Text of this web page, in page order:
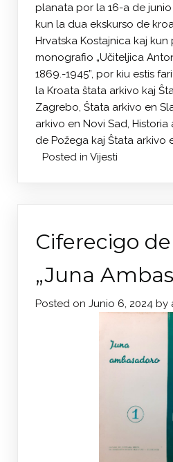
planata por la 16-a de
kun la dua ekskurso de
Hrvatska Kostajnica kaj
monografio „Učiteljica
1869.-1945”, por kiu estis
la Kroata ŝtata arkivo kaj
Zagrebo, Ŝtata arkivo en
arkivo en Novi Sad,
de Požega kaj Ŝtata arkivo
Posted in Vijesti
Ciferecigo
„Juna
Posted on Junio 6, 2024 by